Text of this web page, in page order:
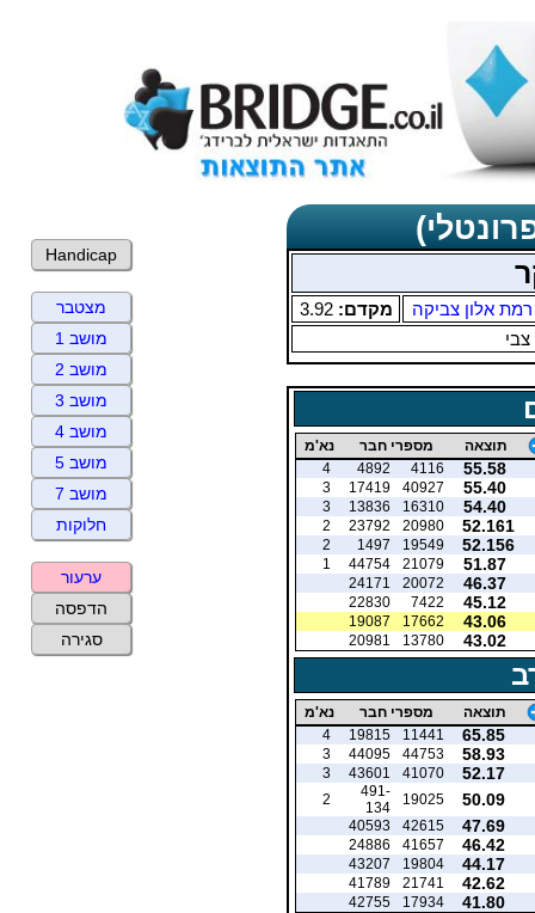
רמת אלון צביקה מקדם:3.92
צבי
תוצאה מספרי חבר נא'מ
55.58
4116
4892
4
55.40
40927
17419
3
54.40
16310
13836
3
52.161
20980
23792
2
52.156
19549
1497
2
51.87
21079
44754
1
46.37
20072
24171
45.12
7422
22830
43.06
17662
19087
43.02
13780
20981
תוצאה מספרי חבר נא'מ
65.85
11441
19815
4
58.93
44753
44095
3
52.17
41070
43601
3
50.09
19025
491-
134
2
47.69
42615
40593
46.42
41657
24886
44.17
19804
43207
42.62
21741
41789
41.80
17934
42755
Handicap
מצטבר
מושב 1
מושב 2
מושב 3
מושב 4
מושב 5
מושב 7
חלוקות
ערעור
הדפסה
סגירה